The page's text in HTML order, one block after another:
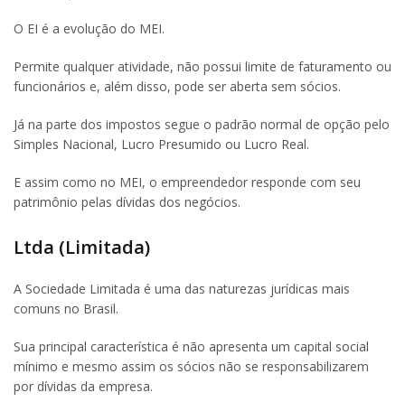
O EI é a evolução do MEI.
Permite qualquer atividade, não possui limite de faturamento ou
funcionários e, além disso, pode ser aberta sem sócios.
Já na parte dos impostos segue o padrão normal de opção pelo
Simples Nacional, Lucro Presumido ou Lucro Real.
E assim como no MEI, o empreendedor responde com seu
patrimônio pelas dívidas dos negócios.
Ltda (Limitada)
A Sociedade Limitada é uma das naturezas jurídicas mais
comuns no Brasil.
Sua principal característica é não apresenta um capital social
mínimo e mesmo assim os sócios não se responsabilizarem
por dívidas da empresa.